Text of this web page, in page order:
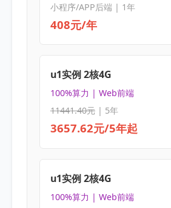
小程序/APP后端 | 1年
408元/年
u1实例 2核4G
100%算力 | Web前端
11441.40元| 5年
3657.62元/5年起
u1实例 2核4G
100%算力 | Web前端